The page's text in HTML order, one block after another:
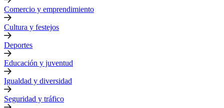
Comercio y emprendimiento
Cultura y festejos
Deportes
Educación y juventud
Igualdad y diversidad
Seguridad y tráfico